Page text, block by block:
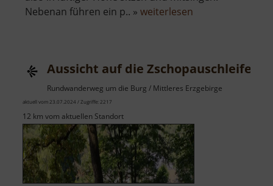
Nebenan führen ein p.. » weiterlesen
Aussicht auf die Zschopauschleife
Rundwanderweg um die Burg / Mittleres Erzgebirge
aktuell vom 23.07.2024 / Zugriffe: 2217
12 km vom aktuellen Standort